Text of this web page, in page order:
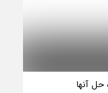
حل‌ آنها